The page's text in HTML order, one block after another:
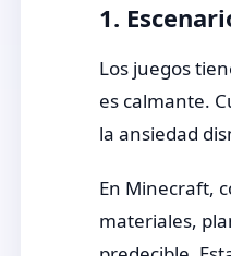
1.
Los juegos
es calmante.
la ansiedad
En Minecraft,
materiales,